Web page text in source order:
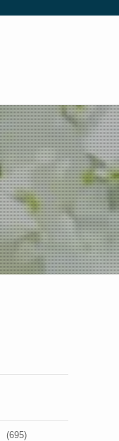
(695)